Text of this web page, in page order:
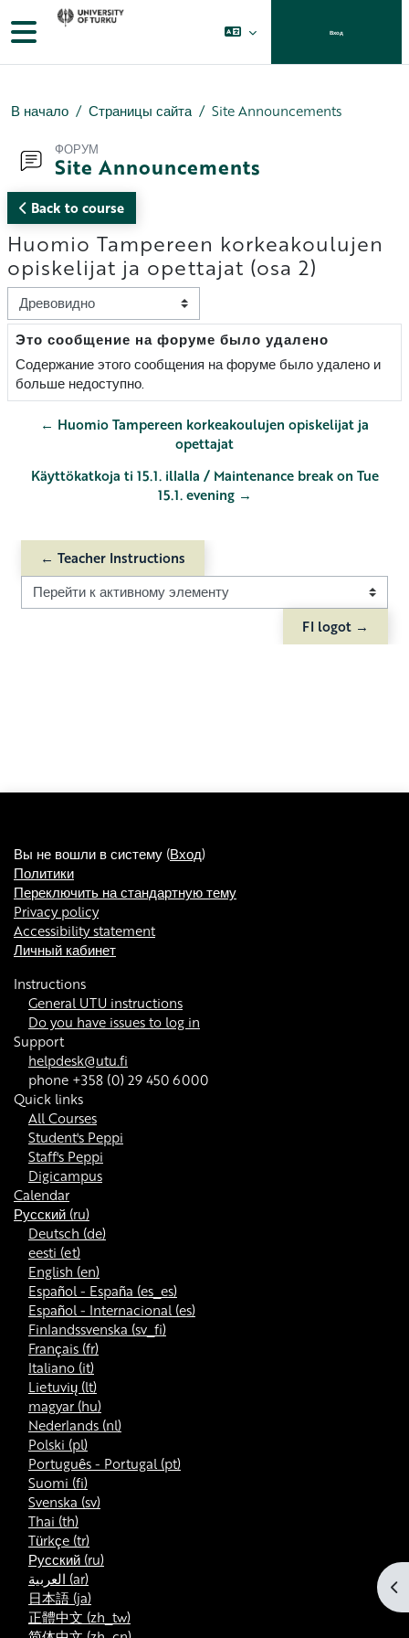
Перейти к основному содержанию
Боковая панель Вход
В начало Страницы сайта Site Announcements
ФОРУМ
Site Announcements
Back to course
Huomio Tampereen korkeakoulujen
opiskelijat ja opettajat (osa 2)
Режим отображения
Это сообщение на форуме было удалено
Количество ответов: 0
Содержание этого сообщения на форуме было удалено и
больше недоступно.
← Huomio Tampereen korkeakoulujen opiskelijat ja
opettajat
Käyttökatkoja ti 15.1. illalla / Maintenance break on Tue
15.1. evening →
← Teacher Instructions
Перейти к активному элементу
FI logot →
Вы не вошли в систему (Вход)
Политики
Переключить на стандартную тему
Privacy policy
Accessibility statement
Личный кабинет
Instructions
General UTU instructions
Do you have issues to log in
Support
helpdesk@utu.fi
phone +358 (0) 29 450 6000
Quick links
All Courses
Student's Peppi
Staff's Peppi
Digicampus
Calendar
Русский ‎(ru)‎
Deutsch ‎(de)‎
eesti ‎(et)‎
English ‎(en)‎
Español - España ‎(es_es)‎
Español - Internacional ‎(es)‎
Finlandssvenska ‎(sv_fi)‎
Français ‎(fr)‎
Italiano ‎(it)‎
Lietuvių ‎(lt)‎
magyar ‎(hu)‎
Nederlands ‎(nl)‎
Polski ‎(pl)‎
Português - Portugal ‎(pt)‎
Suomi ‎(fi)‎
Svenska ‎(sv)‎
Thai ‎(th)‎
Türkçe ‎(tr)‎
Русский ‎(ru)‎
العربية ‎(ar)‎
日本語 ‎(ja)‎
正體中文 ‎(zh_tw)‎